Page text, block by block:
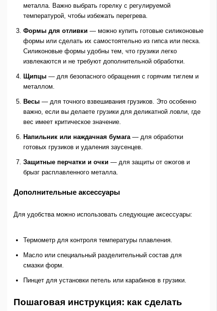
металла. Важно выбрать горелку с регулируемой
температурой, чтобы избежать перегрева.
Формы для отливки— можно купить готовые силиконовые
формы или сделать их самостоятельно из гипса или песка.
Силиконовые формы удобны тем, что грузики легко
извлекаются и не требуют дополнительной обработки.
Щипцы— для безопасного обращения с горячим тиглем и
металлом.
Весы— для точного взвешивания грузиков. Это особенно
важно, если вы делаете грузики для деликатной ловли, где
вес имеет критическое значение.
Напильник или наждачная бумага— для обработки
готовых грузиков и удаления заусенцев.
Защитные перчатки и очки— для защиты от ожогов и
брызг расплавленного металла.
Дополнительные аксессуары
Для удобства можно использовать следующие аксессуары:
Термометр для контроля температуры плавления.
Масло или специальный разделительный состав для
смазки форм.
Пинцет для установки петель или карабинов в грузики.
Пошаговая инструкция: как сделать